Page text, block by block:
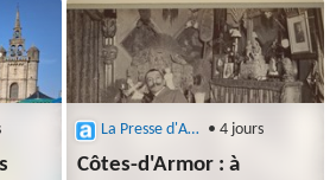
Plouha !
La Presse d'Armor (Paimpol) • 4 jours
Côtes-d'Armor : à